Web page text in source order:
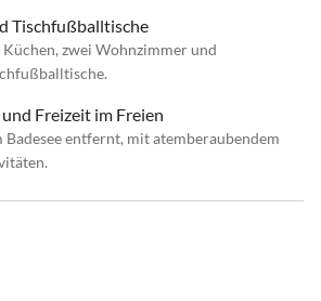
Tischfußballtische
Küchen, zwei Wohnzimmer und
und Freizeit im Freien
entfernt, mit atemberaubendem